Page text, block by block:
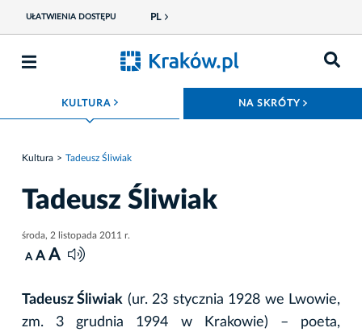
UŁATWIENIA DOSTĘPU PL
KULTURA ROZWIŃ MENU NA SKRÓTY
Kultura Tadeusz Śliwiak
Tadeusz Śliwiak
środa, 2 listopada 2011 r.
A A A
Tadeusz Śliwiak (ur. 23 stycznia 1928 we Lwowie,
zm. 3 grudnia 1994 w Krakowie) – poeta,